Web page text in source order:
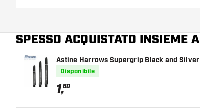
Colore del barrel
Forma della punta del barrel
Zona di presa del barrel
SPESSO ACQUISTATO INSIEME A
Astine Harrows Supergrip Black and Silver
Disponibile
1,80